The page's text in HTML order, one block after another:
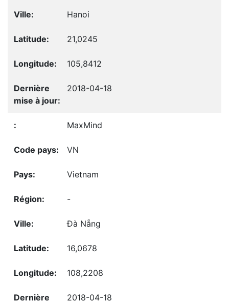
Hanoi
21,0245
105,8412
2018-04-18
MaxMind
VN
Vietnam
-
Đà Nẵng
16,0678
108,2208
2018-04-18